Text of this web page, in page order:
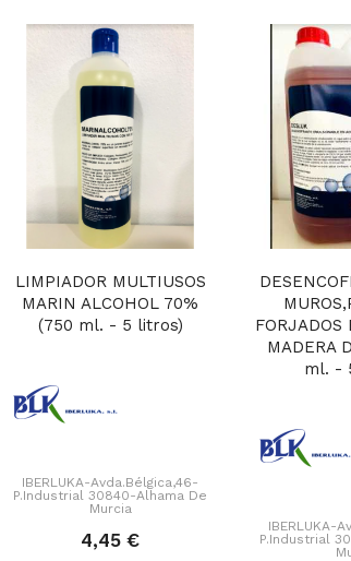
LIMPIADOR MULTIUSOS
MARIN ALCOHOL 70%
(750 ml. - 5 litros)
IBERLUKA-Avda.Bélgica,46-
P.Industrial 30840-Alhama De
Murcia
4,45 €
FORJADOS
MADERA
ml. -
IBERLUKA-
P.Industrial